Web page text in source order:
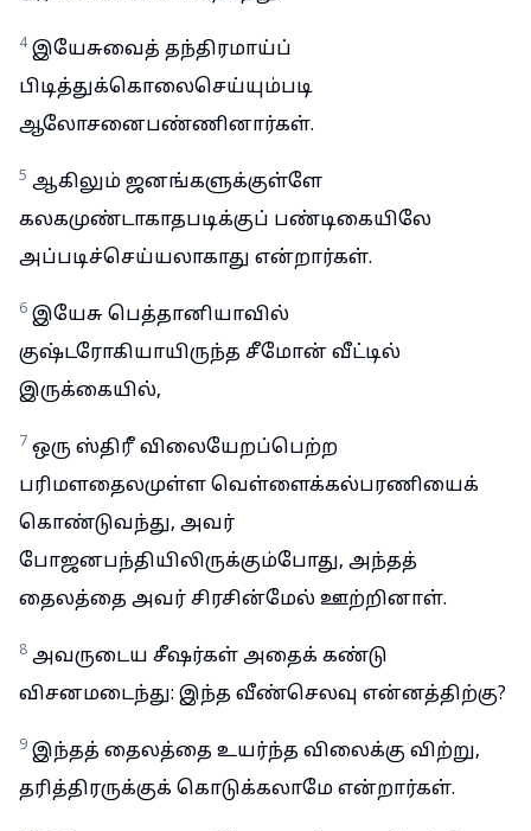
4 இயேசுவைத் தந்திரமாய்ப்
பிடித்துக்கொலைசெய்யும்படி
ஆலோசனைபண்ணினார்கள்.
5 ஆகிலும் ஜனங்களுக்குள்ளே
கலகமுண்டாகாதபடிக்குப் பண்டிகையிலே
அப்படிச்செய்யலாகாது என்றார்கள்.
6 இயேசு பெத்தானியாவில்
குஷ்டரோகியாயிருந்த சீமோன் வீட்டில்
இருக்கையில்,
7 ஒரு ஸ்திரீ விலையேறப்பெற்ற
பரிமளதைலமுள்ள வெள்ளைக்கல்பரணியைக்
கொண்டுவந்து, அவர்
போஜனபந்தியிலிருக்கும்போது, அந்தத்
தைலத்தை அவர் சிரசின்மேல் ஊற்றினாள்.
8 அவருடைய சீஷர்கள் அதைக் கண்டு
விசனமடைந்து: இந்த வீண்செலவு என்னத்திற்கு?
9 இந்தத் தைலத்தை உயர்ந்த விலைக்கு விற்று,
தரித்திரருக்குக் கொடுக்கலாமே என்றார்கள்.